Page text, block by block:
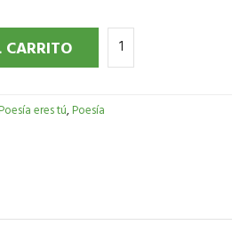
eres tú,Poesía